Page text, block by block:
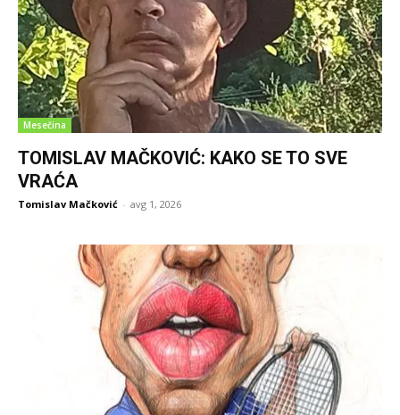
Mesečina
TOMISLAV MAČKOVIĆ: KAKO SE TO SVE
VRAĆA
Tomislav Mačković - avg 1, 2026